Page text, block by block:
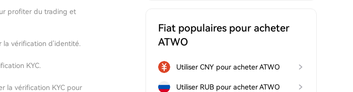
profiter du trading et
la vérification d'identité.
KYC.
la vérification KYC pour
Fiat populaires pour acheter
ATWO
Utiliser CNY pour acheter ATWO
Utiliser RUB pour acheter ATWO